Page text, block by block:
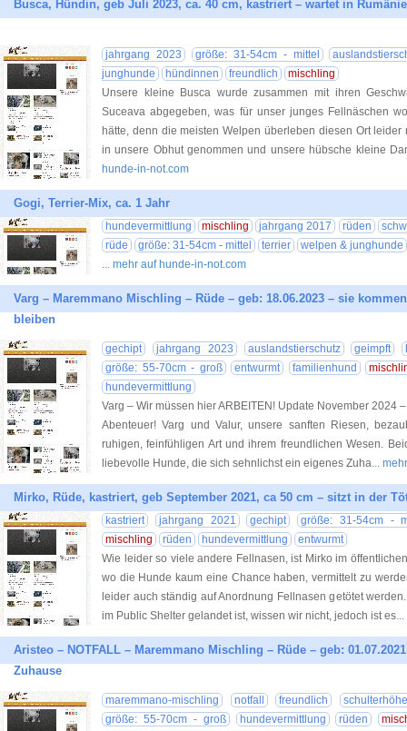
Busca, Hündin, geb Juli 2023, ca. 40 cm, kastriert – wartet in
jahrgang 2023 größe: 31-54cm - mittel
junghunde
hündinnen freundlich
mischling
Unsere kleine Busca wurde zusammen mit ihren
Suceava abgegeben, was für unser junges Fellnäschen
hätte, denn die meisten Welpen überleben diesen Ort
in unsere Obhut genommen und unsere hübsche kleine
hunde-in-not.com
Gogi, Terrier-Mix, ca. 1 Jahr
hundevermittlung mischling jahrgang 2017 rüden
rüde
größe: 31-54cm - mittel terrier
welpen & junghunde
... mehr auf hunde-in-not.com
Varg – Maremmano Mischling – Rüde – geb: 18.06.2023 – sie
bleiben
gechipt jahrgang 2023 auslandstierschutz geimpft
größe: 55-70cm - groß
entwurmt familienhund
hundevermittlung
Varg – Wir müssen hier ARBEITEN! Update November 2024
Abenteuer! Varg und Valur, unsere sanften Riesen,
ruhigen, feinfühligen Art und ihrem freundlichen Wesen.
liebevolle Hunde, die sich sehnlichst ein eigenes Zuha...
Mirko, Rüde, kastriert, geb September 2021, ca 50 cm – sitzt in der
kastriert jahrgang 2021 gechipt
größe: 31-54cm -
mischling
rüden hundevermittlung
entwurmt
Wie leider so viele andere Fellnasen, ist Mirko im
wo die Hunde kaum eine Chance haben, vermittelt zu
leider auch ständig auf Anordnung Fellnasen getötet
im Public Shelter gelandet ist, wissen wir nicht, jedoch ist es
Aristeo – NOTFALL – Maremmano Mischling – Rüde – geb:
Zuhause
maremmano-mischling notfall freundlich
größe: 55-70cm - groß
hundevermittlung rüden